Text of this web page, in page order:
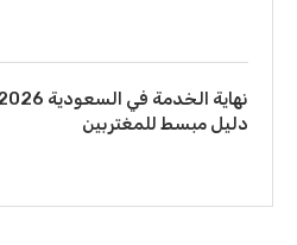
دليل مبسط للمغتربين